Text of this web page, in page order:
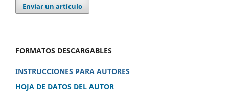
Enviar un artículo
FORMATOS DESCARGABLES
INSTRUCCIONES PARA AUTORES
HOJA DE DATOS DEL AUTOR